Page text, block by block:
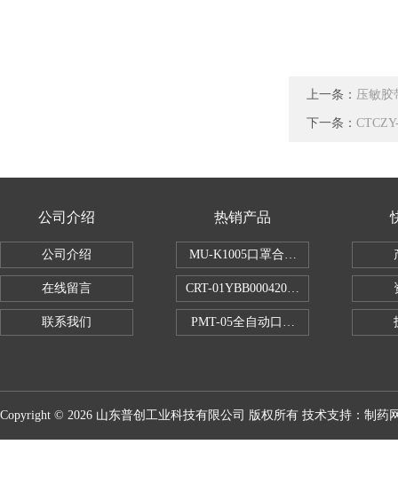
上一条： 压敏胶
下一条：
公司介绍
公司介绍
在线留言
联系我们
热销产品
MU-K1005口罩合成血液穿透试验仪
CRT-01YBB00042005数显式安瓿瓶圆
PMT-05全自动口红折断力测试仪
Copyright © 2026 山东普创工业科技有限公司 版权所有 技术支持： 制药